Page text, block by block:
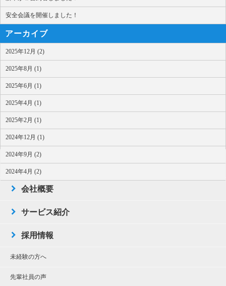
安全会議を開催しました！
アーカイブ
2025年12月 (2)
2025年8月 (1)
2025年6月 (1)
2025年4月 (1)
2025年2月 (1)
2024年12月 (1)
2024年9月 (2)
2024年4月 (2)
TOP
会社概要
サービス紹介
採用情報
未経験の方へ
先輩社員の声